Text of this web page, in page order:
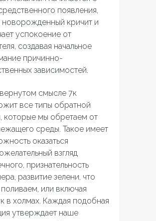
появления,
новорожденный кричит и
успокоение от
создавая начальное
причинно-
зависимостей.
смысле 7к
все типы обратной
которые мы обретаем от
среды. Такое имеет
оказаться
взгляд
признательность
развитие зелени, что
или включая
в холмах. Каждая подобная
утверждает наше